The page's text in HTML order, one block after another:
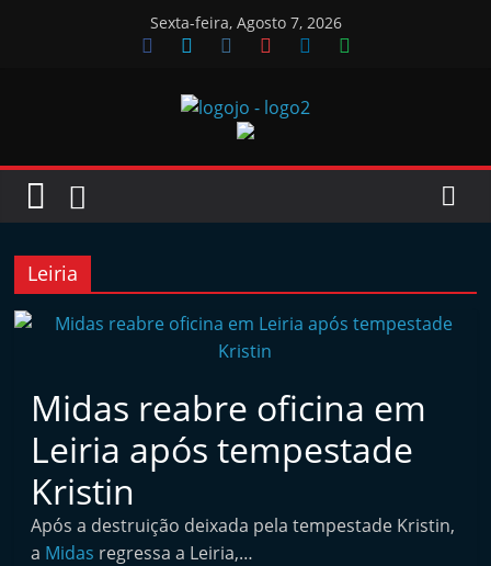
Sexta-feira, Agosto 7, 2026
Jornal
J
n
a
n
Leiria
Midas reabre oficina em
Leiria após tempestade
Kristin
Após a destruição deixada pela tempestade Kristin,
a Midas regressa a Leiria,…